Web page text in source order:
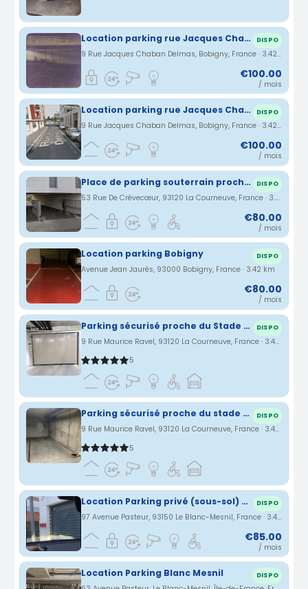
Location parking rue Jacques Chaban Delmas à Bobigny (93) DISPO
9 Rue Jacques Chaban Delmas, Bobigny, France · 3.42 km
€100.00
/ mois
Location parking rue Jacques Chaban Delmas à Bobigny (93) DISPO
9 Rue Jacques Chaban Delmas, Bobigny, France · 3.42 km
€100.00
/ mois
Place de parking souterrain proche station Mairie d'Aubervilliers DISPO
53 Rue De Crèvecœur, 93120 La Courneuve, France · 3.42 km
€80.00
/ mois
Location parking Bobigny DISPO
Avenue Jean Jaurès, 93000 Bobigny, France · 3.42 km
€80.00
/ mois
Parking sécurisé proche du Stade de France. DISPO
9 Rue Maurice Ravel, 93120 La Courneuve, France · 3.44 km
5
Parking sécurisé proche du stade de France et de Paris DISPO
9 Rue Maurice Ravel, 93120 La Courneuve, France · 3.44 km
5
Location Parking privé (sous-sol) Le Blanc-Mesnil 93150 DISPO
97 Avenue Pasteur, 93150 Le Blanc-Mesnil, France · 3.48 km
€85.00
/ mois
Location Parking Blanc Mesnil DISPO